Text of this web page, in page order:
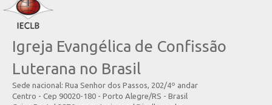
Igreja Evangélica de Confissão
Luterana no Brasil
Sede nacional: Rua Senhor dos Passos, 202/4º andar
Centro - Cep 90020-180 - Porto Alegre/RS - Brasil